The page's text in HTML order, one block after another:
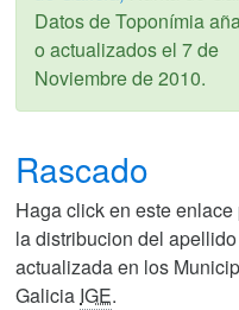
Datos de Toponímia
o actualizados el 7 de
Noviembre de 2010.
Rascado
Haga click en este enlace
la distribucion del
actualizada en los
Galicia IGE.